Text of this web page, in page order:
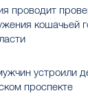
проводит
кошачьей
устроили
проспекте